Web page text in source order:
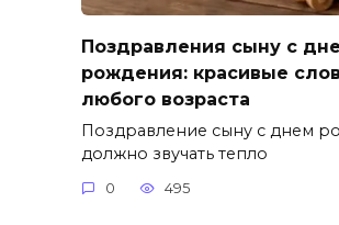
Поздравления сыну с
рождения: красивые
любого возраста
Поздравление сыну с днем
должно звучать тепло
0 495